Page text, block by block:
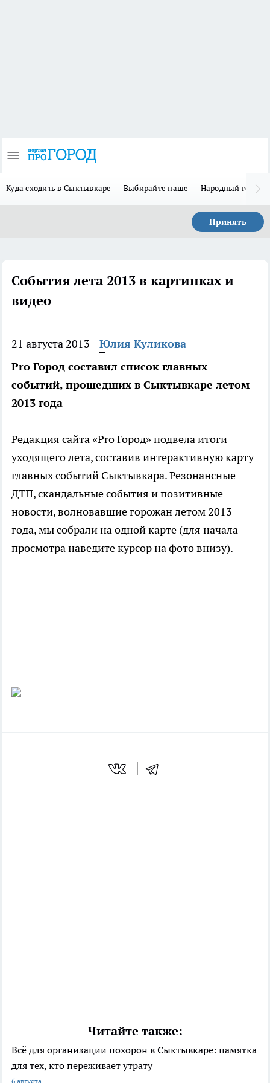
Куда сходить в Сыктывкаре Выбирайте наше Народный герой
Принять
События лета 2013 в картинках и
видео
21 августа 2013
Юлия Куликова
Pro Город составил список главных
событий, прошедших в Сыктывкаре летом
2013 года
Редакция сайта «Pro Город» подвела итоги
уходящего лета, составив интерактивную карту
главных событий Сыктывкара. Резонансные
ДТП, скандальные события и позитивные
новости, волновавшие горожан летом 2013
года, мы собрали на одной карте (для начала
просмотра наведите курсор на фото внизу).
Читайте также:
Всё для организации похорон в Сыктывкаре: памятка
для тех, кто переживает утрату
6 августа